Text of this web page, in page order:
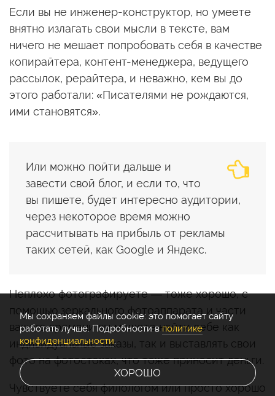
Если вы не инженер-конструктор, но умеете
внятно излагать свои мысли в тексте, вам
ничего не мешает попробовать себя в качестве
копирайтера, контент-менеджера, ведущего
рассылок, рерайтера, и неважно, кем вы до
этого работали: «Писателями не рождаются,
ими становятся».
Или можно пойти дальше и
завести свой блог, и если то, что
вы пишете, будет интересно аудитории,
через некоторое время можно
рассчитывать на прибыль от рекламы
таких сетей, как Google и Яндекс.
Неплохо фотографируете — тоже хорошо, с
помощью зеркального фотоаппарата и части
вашего времени вы можете найти себе как
индивидуальные заказы, так и выставлять свои
фото на фотостоках, что тоже приносит деньги.
Чувствуете себя филологом или просто хорошо
Мы cохраняем файлы cookie: это помогает сайту
работать лучше. Подробности вполитике
конфиденциальности.
ХОРОШО